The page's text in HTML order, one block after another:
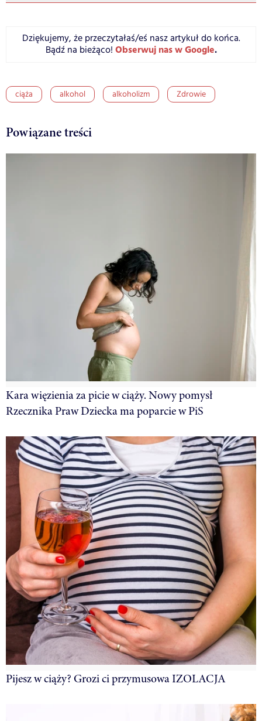
Dziękujemy, że przeczytałaś/eś nasz artykuł do końca.
Bądź na bieżąco! Obserwuj nas w Google.
ciąża alkohol alkoholizm Zdrowie
Powiązane treści
Kara więzienia za picie w ciąży. Nowy pomysł
Rzecznika Praw Dziecka ma poparcie w PiS
Pijesz w ciąży? Grozi ci przymusowa IZOLACJA